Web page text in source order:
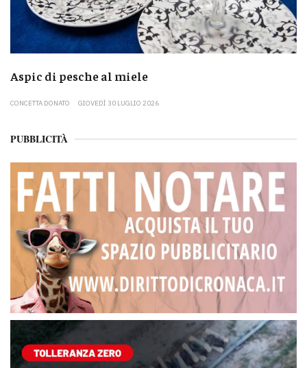
Aspic di pesche al miele
CONCETTA DONATO GIOVEDÌ 30 LUGLIO 2026
PUBBLICITÀ